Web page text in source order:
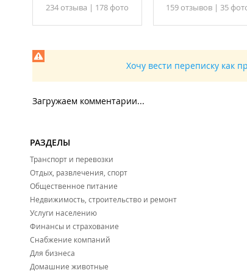
Филиал находится в ТЦ "
".
Новости:
Шестиклассники из Владивостока стали
234 отзывa | 178 фото 159 отзывов | 35
Хочу вести переписку как
Загружаем комментарии...
РАЗДЕЛЫ
Транспорт и перевозки
Отдых, развлечения, спорт
Общественное питание
Недвижимость, строительство и ремонт
Услуги населению
Финансы и страхование
Снабжение компаний
Для бизнеса
Домашние животные